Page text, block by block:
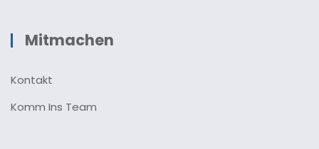
Mitmachen
Kontakt
Komm Ins Team